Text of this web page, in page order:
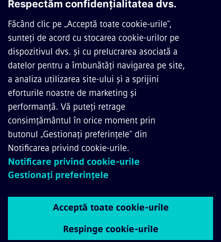
DESPRE SIEMENS MOBILITY
CONTACTAȚI-NE
CARIERE
© Siemens Mobility 2026
Informare referitoare la securitatea datelor Siemens
Aviz Cookie
Whistleblowing